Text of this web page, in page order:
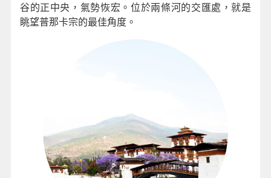
谷的正中央，氣勢恢宏。位於兩條河的交匯處，就是
眺望普那卡宗的最佳角度。